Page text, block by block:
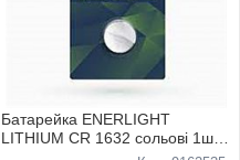
Батарейка ENERLIGHT
LITHIUM CR 1632 сольовi 1шт